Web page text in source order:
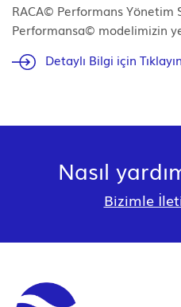
RACA© Performans Yönetim
Performansa© modelimizin
Detaylı Bilgi için
Nasıl
Bizimle